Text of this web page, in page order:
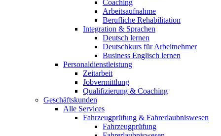
Coaching
Arbeitsaufnahme
Berufliche Rehabilitation
Integration & Sprachen
Deutsch lernen
Deutschkurs für Arbeitnehmer
Business Englisch lernen
Personaldienstleistung
Zeitarbeit
Jobvermittlung
Qualifizierung & Coaching
Geschäftskunden
Alle Services
Fahrzeugprüfung & Fahrerlaubniswesen
Fahrzeugprüfung